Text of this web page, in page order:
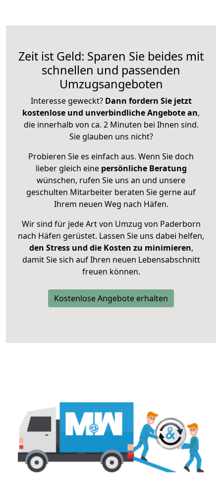
Zeit ist Geld: Sparen Sie beides mit
schnellen und passenden
Umzugsangeboten
Interesse geweckt? Dann fordern Sie jetzt
kostenlose und unverbindliche Angebote an,
die innerhalb von ca. 2 Minuten bei Ihnen sind.
Sie glauben uns nicht?
Probieren Sie es einfach aus. Wenn Sie doch
lieber gleich eine persönliche Beratung
wünschen, rufen Sie uns an und unsere
geschulten Mitarbeiter beraten Sie gerne auf
Ihrem neuen Weg nach Häfen.
Wir sind für jede Art von Umzug von Paderborn
nach Häfen gerüstet. Lassen Sie uns dabei helfen,
den Stress und die Kosten zu minimieren,
damit Sie sich auf Ihren neuen Lebensabschnitt
freuen können.
Kostenlose Angebote erhalten